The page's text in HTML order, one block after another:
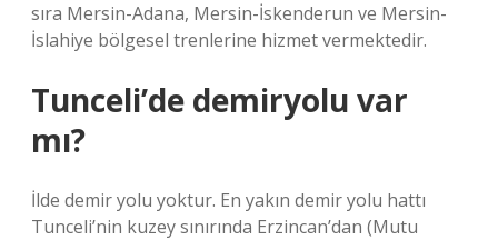
sıra Mersin-Adana, Mersin-İskenderun ve Mersin-
İslahiye bölgesel trenlerine hizmet vermektedir.
Tunceli’de demiryolu var
mı?
İlde demir yolu yoktur. En yakın demir yolu hattı
Tunceli’nin kuzey sınırında Erzincan’dan (Mutu